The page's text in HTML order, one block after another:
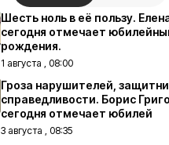
Шесть ноль в её пользу.
сегодня отмечает
рождения.
1 августа , 08:00
Гроза нарушителей,
справедливости. Борис
сегодня отмечает юбилей
3 августа , 08:35